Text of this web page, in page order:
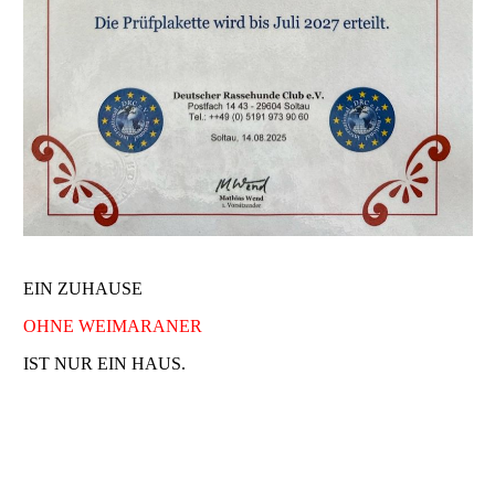
EIN ZUHAUSE
OHNE WEIMARANER
IST NUR EIN HAUS.